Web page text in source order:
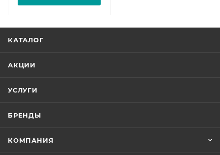
КАТАЛОГ
АКЦИИ
УСЛУГИ
БРЕНДЫ
КОМПАНИЯ